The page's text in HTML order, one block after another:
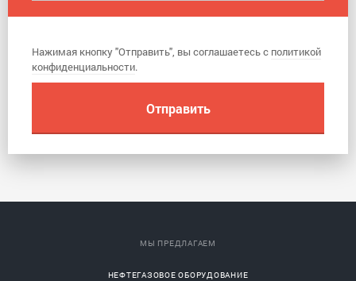
Нажимая кнопку "Отправить", вы соглашаетесь с политикой
конфиденциальности.
МЫ ПРЕДЛАГАЕМ
НЕФТЕГАЗОВОЕ ОБОРУДОВАНИЕ